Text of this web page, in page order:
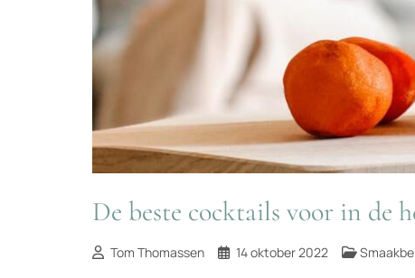
De beste cocktails voor in de
Tom Thomassen 14 oktober 2022